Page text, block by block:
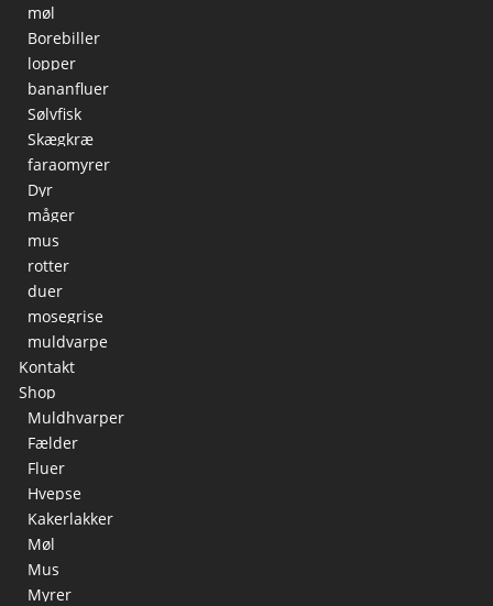
møl
Borebiller
lopper
bananfluer
Sølvfisk
Skægkræ
faraomyrer
Dyr
måger
mus
rotter
duer
mosegrise
muldvarpe
Kontakt
Shop
Muldhvarper
Fælder
Fluer
Hvepse
Kakerlakker
Møl
Mus
Myrer